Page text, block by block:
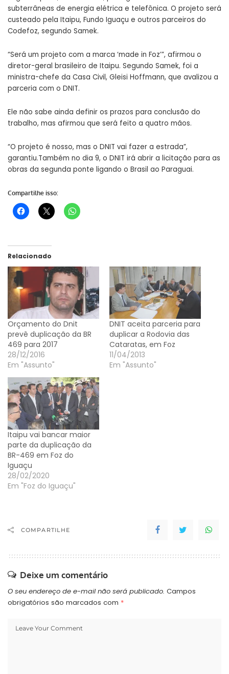
subterrâneas de energia elétrica e telefônica. O projeto será
custeado pela Itaipu, Fundo Iguaçu e outros parceiros do
Codefoz, segundo Samek.
“Será um projeto com a marca ‘made in Foz’”, afirmou o
diretor-geral brasileiro de Itaipu. Segundo Samek, foi a
ministra-chefe da Casa Civil, Gleisi Hoffmann, que avalizou a
parceria com o DNIT.
Ele não sabe ainda definir os prazos para conclusão do
trabalho, mas afirmou que será feito a quatro mãos.
“O projeto é nosso, mas o DNIT vai fazer a estrada”,
garantiu.Também no dia 9, o DNIT irá abrir a licitação para as
obras da segunda ponte ligando o Brasil ao Paraguai.
Compartilhe isso:
Relacionado
Orçamento do Dnit
prevê duplicação da BR
469 para 2017
28/12/2016
Em "Assunto"
DNIT aceita parceria para
duplicar a Rodovia das
Cataratas, em Foz
11/04/2013
Em "Assunto"
Itaipu vai bancar maior
parte da duplicação da
BR-469 em Foz do
Iguaçu
28/02/2020
Em "Foz do Iguaçu"
COMPARTILHE
Deixe um comentário
O seu endereço de e-mail não será publicado. Campos
obrigatórios são marcados com *